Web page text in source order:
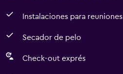
Instalaciones para reuniones
Secador de pelo
Check-out exprés